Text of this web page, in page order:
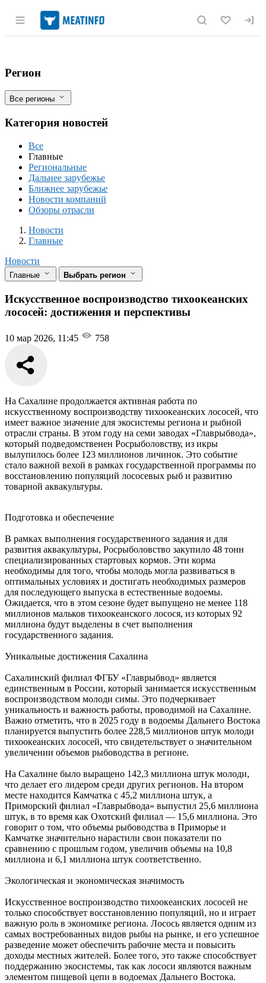
Раздел навигации по сайту
Искусственное воспроизводство
Фильтры
Регион
Все регионы
Категория новостей
Все
Главные
Региональные
Дальнее зарубежье
Ближнее зарубежье
Новости компаний
Обзоры отрасли
Новости
Разделы
Новости
Главные
Новости
Главные Выбрать регион
Искусственное воспроизводство тихоокеанских
лососей: достижения и перспективы
10 мар 2026, 11:45 758
На Сахалине продолжается активная работа по
искусственному воспроизводству тихоокеанских лососей, что
имеет важное значение для экосистемы региона и рыбной
отрасли страны. В этом году на семи заводах «Главрыбвода»,
который подведомственен Росрыболовству, из икры
вылупилось более 123 миллионов личинок. Это событие
стало важной вехой в рамках государственной программы по
восстановлению популяций лососевых рыб и развитию
товарной аквакультуры.
Подготовка и обеспечение
В рамках выполнения государственного задания и для
развития аквакультуры, Росрыболовство закупило 48 тонн
специализированных стартовых кормов. Эти корма
необходимы для того, чтобы молодь могла развиваться в
оптимальных условиях и достигать необходимых размеров
для последующего выпуска в естественные водоемы.
Ожидается, что в этом сезоне будет выпущено не менее 118
миллионов мальков тихоокеанского лосося, из которых 92
миллиона будут выделены в счет выполнения
государственного задания.
Уникальные достижения Сахалина
Сахалинский филиал ФГБУ «Главрыбвод» является
единственным в России, который занимается искусственным
воспроизводством молоди симы. Это подчеркивает
уникальность и важность работы, проводимой на Сахалине.
Важно отметить, что в 2025 году в водоемы Дальнего Востока
планируется выпустить более 228,5 миллионов штук молоди
тихоокеанских лососей, что свидетельствует о значительном
увеличении объемов рыбоводства в регионе.
На Сахалине было выращено 142,3 миллиона штук молоди,
что делает его лидером среди других регионов. На втором
месте находится Камчатка с 45,2 миллиона штук, а
Приморский филиал «Главрыбвода» выпустил 25,6 миллиона
штук, в то время как Охотский филиал — 15,6 миллиона. Это
говорит о том, что объемы рыбоводства в Приморье и
Камчатке значительно нарастили свои показатели по
сравнению с прошлым годом, увеличив объемы на 10,8
миллиона и 6,1 миллиона штук соответственно.
Экологическая и экономическая значимость
Искусственное воспроизводство тихоокеанских лососей не
только способствует восстановлению популяций, но и играет
важную роль в экономике региона. Лосось является одним из
самых востребованных видов рыбы на рынке, и его успешное
разведение может обеспечить рабочие места и повысить
доходы местных жителей. Более того, это также способствует
поддержанию экосистемы, так как лососи являются важным
элементом пищевой цепи в водоемах Дальнего Востока.